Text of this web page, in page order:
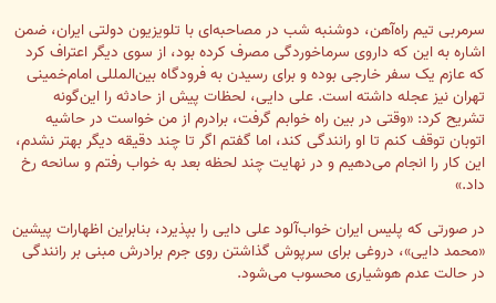
سرمربی تیم راه‌آهن، دوشنبه شب در مصاحبه‌ای با تلویزیون دولتی ایران، ضمن
اشاره به این که داروی سرماخوردگی مصرف کرده بود، از سوی دیگر اعتراف کرد
که عازم یک سفر خارجی بوده و برای رسیدن به فرودگاه بین‌المللی امام‌خمینی
تهران نیز عجله داشته است. علی دایی، لحظات پیش از حادثه را این‌گونه
تشریح کرد: «وقتی در بین راه خوابم گرفت، برادرم از من خواست در حاشیه
اتوبان توقف کنم تا او رانندگی کند، اما گفتم اگر تا چند دقیقه دیگر بهتر نشدم،
این کار را انجام می‌دهیم و در نهایت چند لحظه بعد به خواب رفتم و سانحه رخ
داد.»
در صورتی که پلیس ایران خواب‌آلود علی دایی را بپذیرد، بنابراین اظهارات پیشین
«محمد دایی»، دروغی برای سرپوش گذاشتن روی جرم برادرش مبنی بر رانندگی
در حالت عدم هوشیاری محسوب می‌شود.